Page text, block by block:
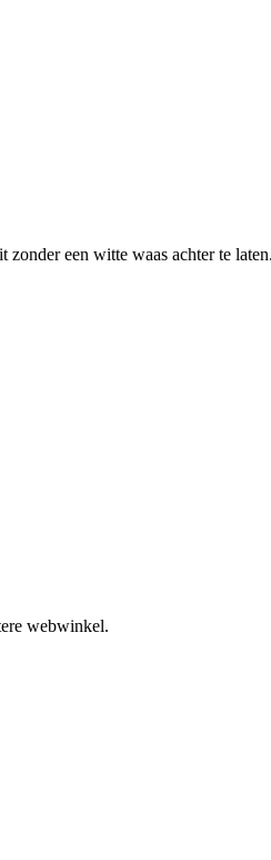
een witte waas achter te
webwinkel.